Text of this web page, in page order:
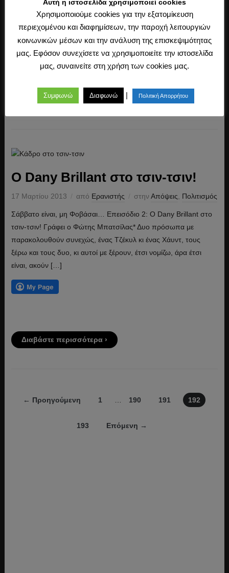
προέκυψε τη δεκαετία του 1950 ως κλάδος των κοινωνικών
επιστημών, στα πλαίσια της προσπάθειας θεμελίωσης ενός […]
Διαβάστε περισσότερα ›
Ο Dany Brillant στο τσιν-τσιν!
17 Μαρτίου 2013 από Ερανιστής στηνΑπόψεις Πολιτισμός
Σάββατο είναι, μη Φοβάσαι… Επεισόδιο 2: Ο Dany Brillant στο
τσιν-τσιν! Γράφει ο Φώτης Μπατσίλας* Δυο πρόσωπα με
παρακολουθούν συνεχώς, ένας Τζέκυλ κι ένας Χάυντ, τους
ξέρω και τους δυο, κι αυτοί με ξέρουν, έτσι νομίζω, άρα έτσι
είναι, ακούν […]
Διαβάστε περισσότερα ›
← Προηγούμενη 1 190 191 192
193 Επόμενη →
Αυτή η ιστοσελίδα χρησιμοποιεί cookies
Χρησιμοποιούμε cookies για την εξατομίκευση
περιεχομένου και διαφημίσεων, την παροχή λειτουργιών
κοινωνικών μέσων και την ανάλυση της επισκεψιμότητας
μας. Εφόσον συνεχίσετε να χρησιμοποιείτε την ιστοσελίδα
μας, συναινείτε στη χρήση των cookies μας.
Συμφωνώ Διαφωνώ | Πολιτική Απορρήτου